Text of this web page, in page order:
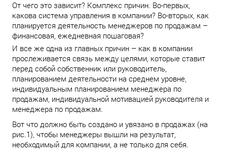
От чего это зависит? Комплекс причин. Во-первых,
какова система управления в компании? Во-вторых, как
планируется деятельность менеджеров по продажам –
финансовая, ежедневная пошаговая?
И все же одна из главных причин – как в компании
прослеживается связь между целями, которые ставит
перед собой собственник или руководитель,
планированием деятельности на среднем уровне,
индивидуальным планированием менеджера по
продажам, индивидуальной мотивацией руководителя и
менеджера по продажам.
Вот что должно быть создано и увязано в продажах (на
рис.1), чтобы менеджеры вышли на результат,
необходимый для компании, а не только для себя.